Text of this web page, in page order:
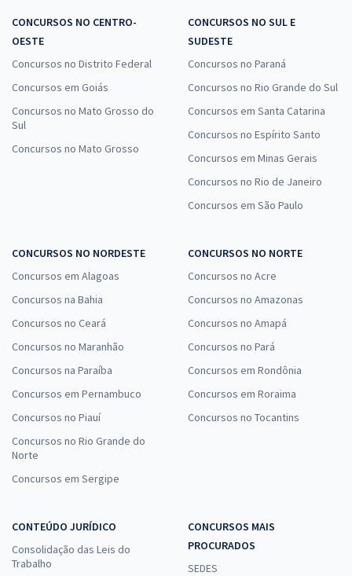
CONCURSOS NO CENTRO-
OESTE
Concursos no Distrito Federal
Concursos em Goiás
Concursos no Mato Grosso do
Sul
Concursos no Mato Grosso
CONCURSOS NO SUL E
SUDESTE
Concursos no Paraná
Concursos no Rio Grande do Sul
Concursos em Santa Catarina
Concursos no Espírito Santo
Concursos em Minas Gerais
Concursos no Rio de Janeiro
Concursos em São Paulo
CONCURSOS NO NORDESTE
Concursos em Alagoas
Concursos na Bahia
Concursos no Ceará
Concursos no Maranhão
Concursos na Paraíba
Concursos em Pernambuco
Concursos no Piauí
Concursos no Rio Grande do
Norte
Concursos em Sergipe
CONCURSOS NO NORTE
Concursos no Acre
Concursos no Amazonas
Concursos no Amapá
Concursos no Pará
Concursos em Rondônia
Concursos em Roraima
Concursos no Tocantins
CONTEÚDO JURÍDICO
Consolidação das Leis do
Trabalho
CONCURSOS MAIS
PROCURADOS
SEDES